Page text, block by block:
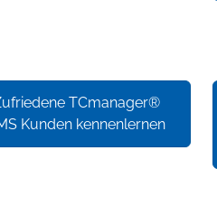
TCmanager®
Kunden kennenlernen